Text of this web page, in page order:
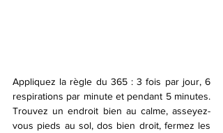
Appliquez la règle du 365 : 3 fois par jour, 6
respirations par minute et pendant 5 minutes.
Trouvez un endroit bien au calme, asseyez-
vous pieds au sol, dos bien droit, fermez les